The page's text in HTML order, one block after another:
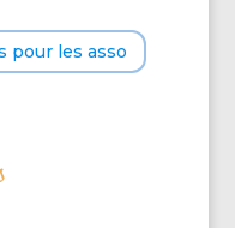
pour les asso